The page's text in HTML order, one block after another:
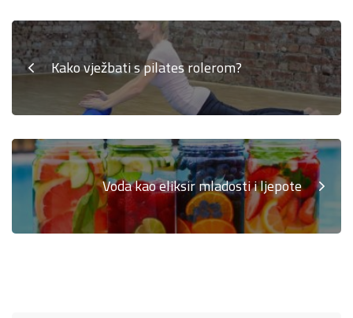
Kako vježbati s pilates rolerom?
Voda kao eliksir mladosti i ljepote